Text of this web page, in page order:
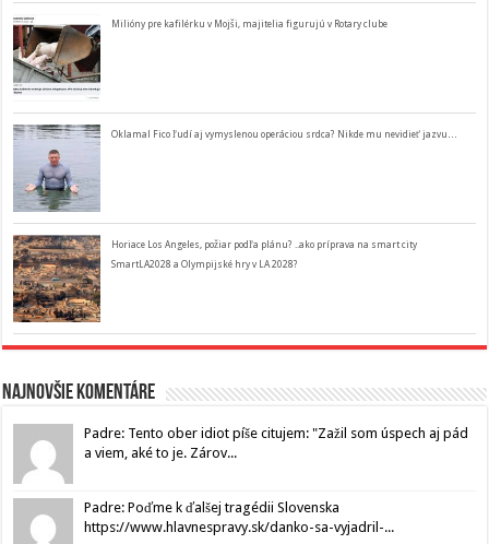
Milióny pre kafilérku v Mojši, majitelia figurujú v Rotary clube
Oklamal Fico ľudí aj vymyslenou operáciou srdca? Nikde mu nevidieť jazvu…
Horiace Los Angeles, požiar podľa plánu? ..ako príprava na smart city
SmartLA2028 a Olympijské hry v LA 2028?
Najnovšie komentáre
Padre: Tento ober idiot píše citujem: "Zažil som úspech aj pád
a viem, aké to je. Zárov...
Padre: Poďme k ďalšej tragédii Slovenska
https://www.hlavnespravy.sk/danko-sa-vyjadril-...